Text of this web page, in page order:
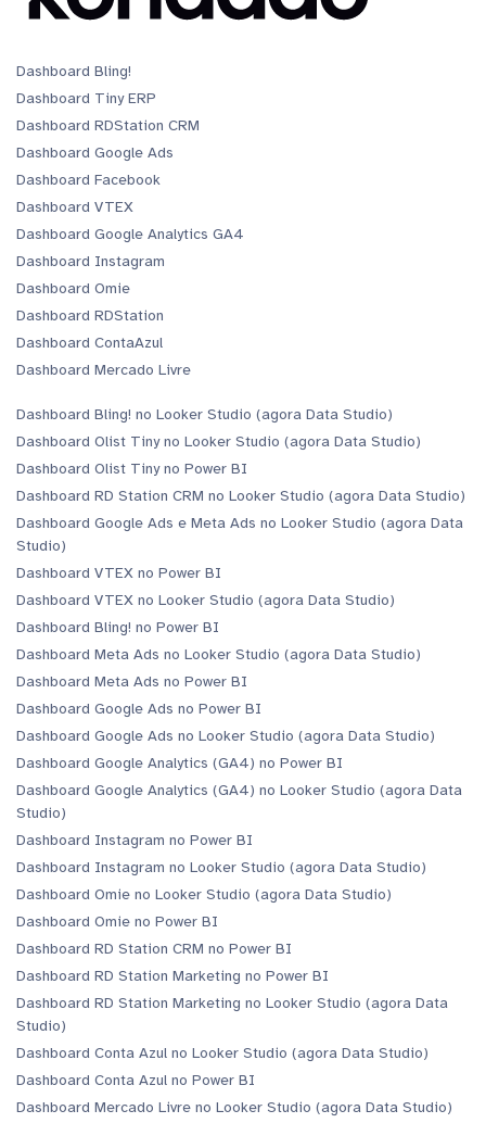
Dashboard Bling!
Dashboard Tiny ERP
Dashboard RDStation CRM
Dashboard Google Ads
Dashboard Facebook
Dashboard VTEX
Dashboard Google Analytics GA4
Dashboard Instagram
Dashboard Omie
Dashboard RDStation
Dashboard ContaAzul
Dashboard Mercado Livre
Dashboard Bling! no Looker Studio (agora Data Studio)
Dashboard Olist Tiny no Looker Studio (agora Data Studio)
Dashboard Olist Tiny no Power BI
Dashboard RD Station CRM no Looker Studio (agora Data Studio)
Dashboard Google Ads e Meta Ads no Looker Studio (agora Data
Studio)
Dashboard VTEX no Power BI
Dashboard VTEX no Looker Studio (agora Data Studio)
Dashboard Bling! no Power BI
Dashboard Meta Ads no Looker Studio (agora Data Studio)
Dashboard Meta Ads no Power BI
Dashboard Google Ads no Power BI
Dashboard Google Ads no Looker Studio (agora Data Studio)
Dashboard Google Analytics (GA4) no Power BI
Dashboard Google Analytics (GA4) no Looker Studio (agora Data
Studio)
Dashboard Instagram no Power BI
Dashboard Instagram no Looker Studio (agora Data Studio)
Dashboard Omie no Looker Studio (agora Data Studio)
Dashboard Omie no Power BI
Dashboard RD Station CRM no Power BI
Dashboard RD Station Marketing no Power BI
Dashboard RD Station Marketing no Looker Studio (agora Data
Studio)
Dashboard Conta Azul no Looker Studio (agora Data Studio)
Dashboard Conta Azul no Power BI
Dashboard Mercado Livre no Looker Studio (agora Data Studio)